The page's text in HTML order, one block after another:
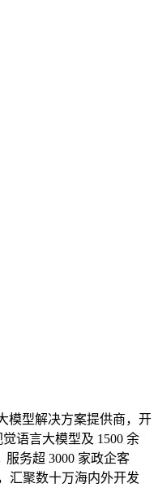
模型解决方案提供商，开
语言大模型及 1500 余
服务超 3000 家政企客
汇聚数十万海内外开发